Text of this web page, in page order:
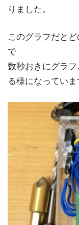
りました。
このグラフだと
で
数秒おきにグラ
る様になっていま